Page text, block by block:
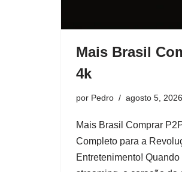
Mais Brasil
4k
por Pedro agosto 5, 2026
Mais Brasil Comprar
Completo para a
Entretenimento!